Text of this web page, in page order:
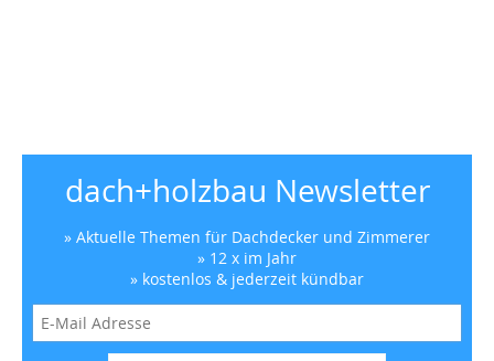
dach+holzbau Newsletter
» Aktuelle Themen für Dachdecker und Zimmerer
» 12 x im Jahr
» kostenlos & jederzeit kündbar